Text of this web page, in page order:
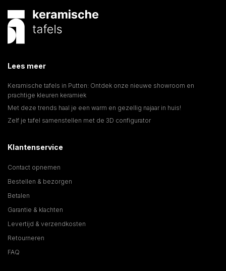
Lees meer
Keramische tafels in Putten: Ontdek onze nieuwe showroom en
prachtige kleuren keramiek
Met deze trends haal je een warm en gezellig najaar in huis!
Zelf je tafel samenstellen met de 3D configurator
Klantenservice
Contact opnemen
Bestellen & bezorgen
Betalen
Garantie & klachten
Levertijd & verzendkosten
Retourneren
FAQ